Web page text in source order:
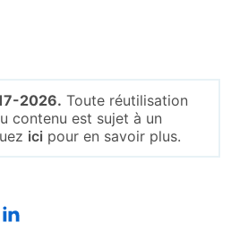
2026. Toute réutilisation
contenu est sujet à un
ici pour en savoir plus.